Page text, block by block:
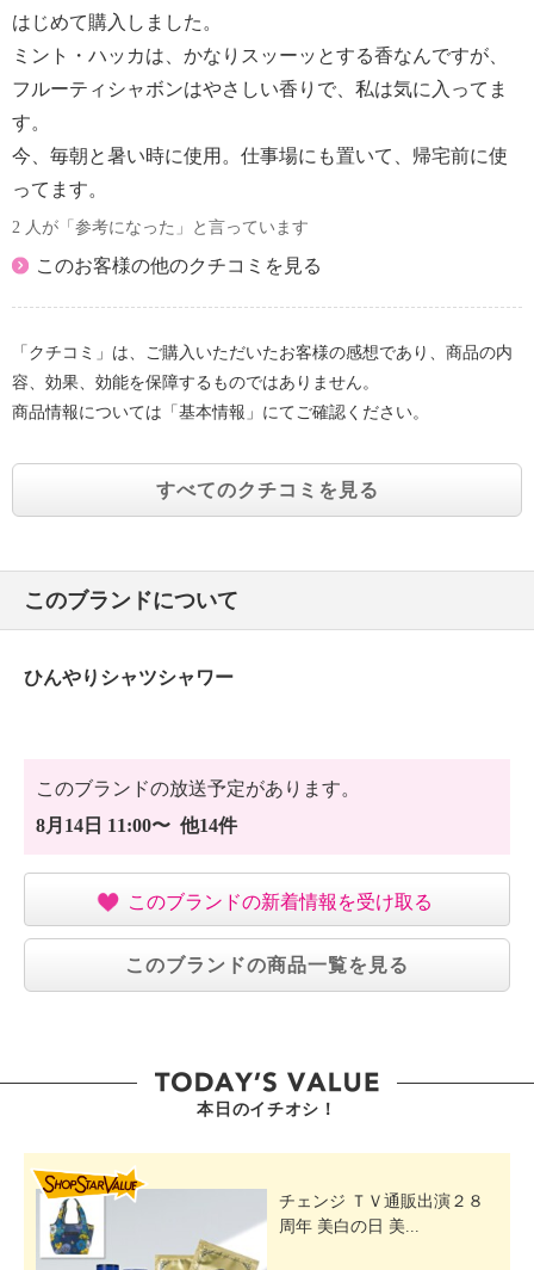
はじめて購入しました。
ミント・ハッカは、かなりスッーッとする香なんですが、
フルーティシャボンはやさしい香りで、私は気に入ってま
す。
今、毎朝と暑い時に使用。仕事場にも置いて、帰宅前に使
ってます。
2 人が「参考になった」と言っています
このお客様の他のクチコミを見る
「クチコミ」は、ご購入いただいたお客様の感想であり、商品の内
容、効果、効能を保障するものではありません。
商品情報については「基本情報」にてご確認ください。
すべてのクチコミを見る
このブランドについて
ひんやりシャツシャワー
このブランドの放送予定があります。
8月14日 11:00〜 他14件
このブランドの新着情報を受け取る
このブランドの商品一覧を見る
本日のイチオシ！
チェンジ ＴＶ通販出演２８
周年 美白の日 美...